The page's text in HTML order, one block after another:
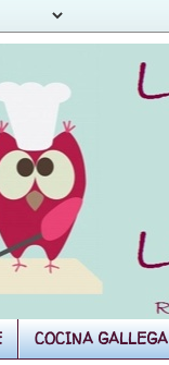
COCINA GALLEGA